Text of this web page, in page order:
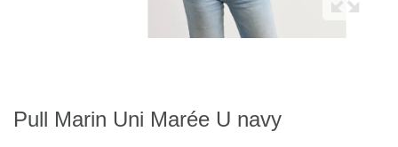
Pull Marin Uni Marée U navy